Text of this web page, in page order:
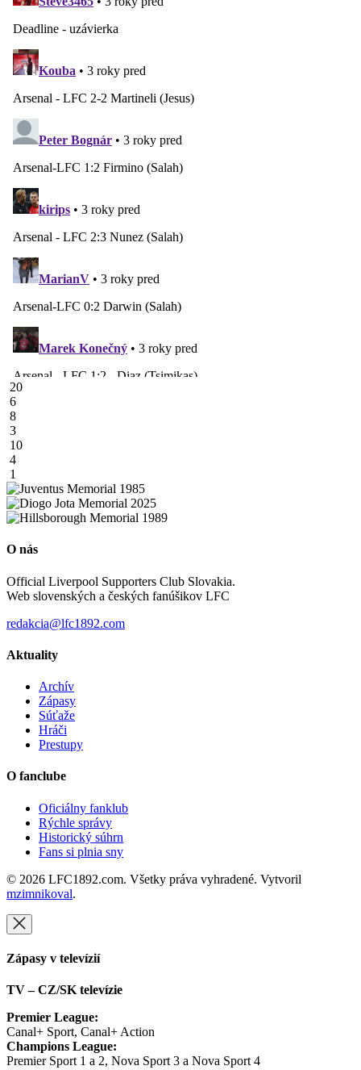
20
6
8
3
10
4
1
O nás
Official Liverpool Supporters Club Slovakia.
Web slovenských a českých fanúšikov LFC
redakcia@lfc1892.com
Aktuality
Archív
Zápasy
Súťaže
Hráči
Prestupy
O fanclube
Oficiálny fanklub
Rýchle správy
Historický súhrn
Fans si plnia sny
© 2026 LFC1892.com. Všetky práva vyhradené. Vytvoril
mzimnikoval.
Zápasy v televízií
TV – CZ/SK televízie
Premier League:
Canal+ Sport, Canal+ Action
Champions League:
Premier Sport 1 a 2, Nova Sport 3 a Nova Sport 4